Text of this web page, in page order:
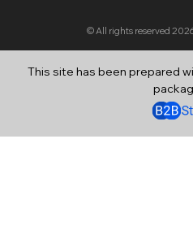
© All rights reserved
This site has been prepared